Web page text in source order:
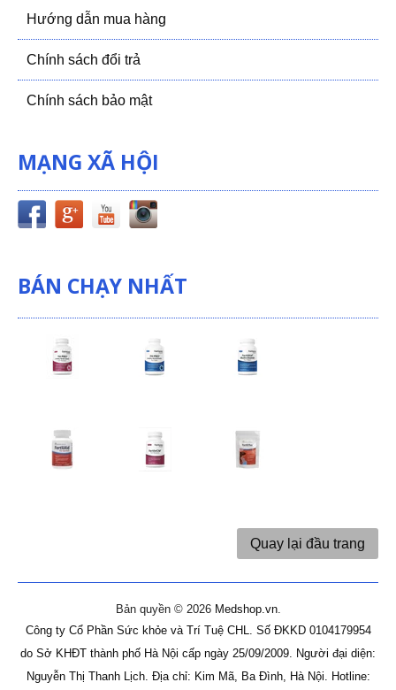
Hướng dẫn mua hàng
Chính sách đổi trả
Chính sách bảo mật
MẠNG XÃ HỘI
BÁN CHẠY NHẤT
Quay lại đầu trang
Bản quyền © 2026 Medshop.vn.
Công ty Cổ Phần Sức khỏe và Trí Tuệ CHL. Số ĐKKD 0104179954
do Sở KHĐT thành phố Hà Nội cấp ngày 25/09/2009. Người đại diện:
Nguyễn Thị Thanh Lịch. Địa chỉ: Kim Mã, Ba Đình, Hà Nội. Hotline: